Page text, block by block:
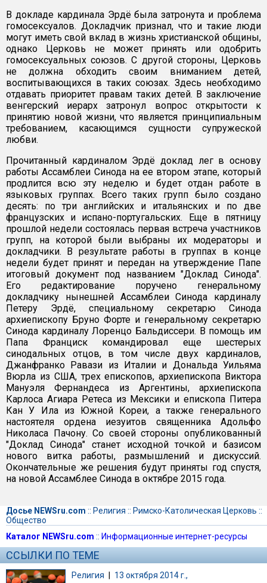
В докладе кардинала Эрдё была затронута и проблема
гомосексуалов. Докладчик признал, что и такие люди
могут иметь свой вклад в жизнь христианской общины,
однако Церковь не может принять или одобрить
гомосексуальных союзов. С другой стороны, Церковь
не должна обходить своим вниманием детей,
воспитывающихся в таких союзах. Здесь необходимо
отдавать приоритет правам таких детей. В заключение
венгерский иерарх затронул вопрос открытости к
принятию новой жизни, что является принципиальным
требованием, касающимся сущности супружеской
любви.
Прочитанный кардиналом Эрдё доклад лег в основу
работы Ассамблеи Синода на ее втором этапе, который
продлится всю эту неделю и будет отдан работе в
языковых группах. Всего таких групп было создано
десять: по три английских и итальянских и по две
французских и испано-португальских. Еще в пятницу
прошлой недели состоялась первая встреча участников
групп, на которой были выбраны их модераторы и
докладчики. В результате работы в группах в конце
недели будет принят и передан на утверждение Папе
итоговый документ под названием "Доклад Синода".
Его редактирование поручено генеральному
докладчику нынешней Ассамблеи Синода кардиналу
Петеру Эрдё, специальному секретарю Синода
архиепископу Бруно Форте и генеральному секретарю
Синода кардиналу Лоренцо Бальдиссери. В помощь им
Папа Франциск командировал еще шестерых
синодальных отцов, в том числе двух кардиналов,
Джанфранко Равази из Италии и Дональда Уильяма
Вюрла из США, трех епископов, архиепископа Виктора
Мануэля Фернандеса из Аргентины, архиепископа
Карлоса Агиара Ретеса из Мексики и епископа Питера
Кан У Ила из Южной Кореи, а также генерального
настоятеля ордена иезуитов священника Адольфо
Николаса Пачону. Со своей стороны опубликованный
"Доклад Синода" станет исходной точкой и базисом
нового витка работы, размышлений и дискуссий.
Окончательные же решения будут приняты год спустя,
на новой Ассамблее Синода в октябре 2015 года.
Досье NEWSru.com :: Религия :: Римско-Католическая Церковь ::
Общество
Каталог NEWSru.com :: Информационные интернет-ресурсы
ССЫЛКИ ПО ТЕМЕ
Религия | 13 октября 2014 г.,